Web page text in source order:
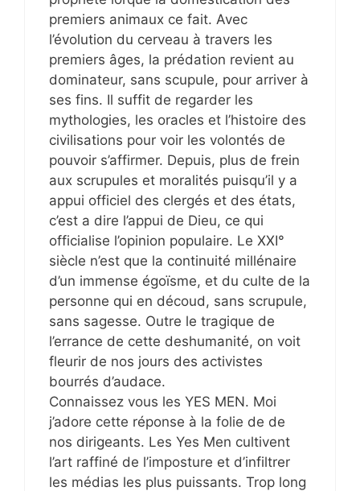
premiers animaux ce fait. Avec
l’évolution du cerveau à travers les
premiers âges, la prédation revient au
dominateur, sans scupule, pour arriver à
ses fins. Il suffit de regarder les
mythologies, les oracles et l’histoire des
civilisations pour voir les volontés de
pouvoir s’affirmer. Depuis, plus de frein
aux scrupules et moralités puisqu’il y a
appui officiel des clergés et des états,
c’est a dire l’appui de Dieu, ce qui
officialise l’opinion populaire. Le XXI°
siècle n’est que la continuité millénaire
d’un immense égoïsme, et du culte de la
personne qui en découd, sans scrupule,
sans sagesse. Outre le tragique de
l’errance de cette deshumanité, on voit
fleurir de nos jours des activistes
bourrés d’audace.
Connaissez vous les YES MEN. Moi
j’adore cette réponse à la folie de de
nos dirigeants. Les Yes Men cultivent
l’art raffiné de l’imposture et d’infiltrer
les médias les plus puissants. Trop long